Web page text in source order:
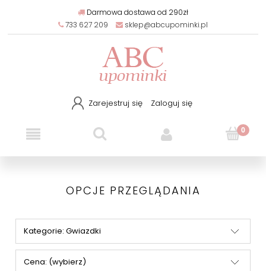
Darmowa dostawa od 290zł
733 627 209
sklep@abcupominki.pl
Zarejestruj się Zaloguj się
OPCJE PRZEGLĄDANIA
Kategorie: Gwiazdki
Cena: (wybierz)